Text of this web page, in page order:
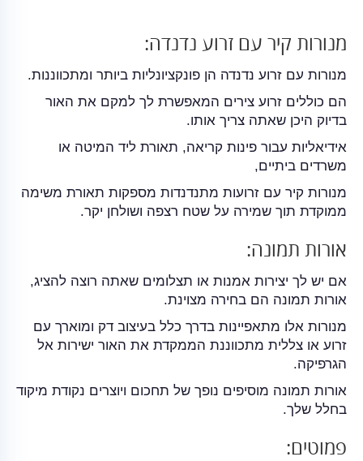
מנורות קיר עם זרוע נדנדה:
מנורות עם זרוע נדנדה הן פונקציונליות ביותר ומתכווננות.
הם כוללים זרוע צירים המאפשרת לך למקם את האור
בדיוק היכן שאתה צריך אותו.
אידיאליות עבור פינות קריאה, תאורת ליד המיטה או
משרדים ביתיים,
מנורות קיר עם זרועות מתנדנדות מספקות תאורת משימה
ממוקדת תוך שמירה על שטח רצפה ושולחן יקר.
אורות תמונה:
אם יש לך יצירות אמנות או תצלומים שאתה רוצה להציג,
אורות תמונה הם בחירה מצוינת.
מנורות אלו מתאפיינות בדרך כלל בעיצוב דק ומוארך עם
זרוע או צללית מתכווננת הממקדת את האור ישירות אל
הגרפיקה.
אורות תמונה מוסיפים נופך של תחכום ויוצרים נקודת מיקוד
בחלל שלך.
פמוטים: